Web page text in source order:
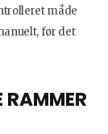
måde
før det
RAMMER